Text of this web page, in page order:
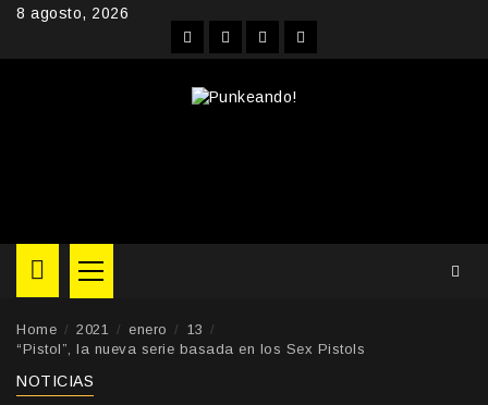
Skip8 agosto, 2026
FacebookInstagram
YouTubeTwitter
Primary
Menu
Home 2021 enero
13
“Pistol”, la nueva serie basada en los Sex Pistols
NOTICIAS